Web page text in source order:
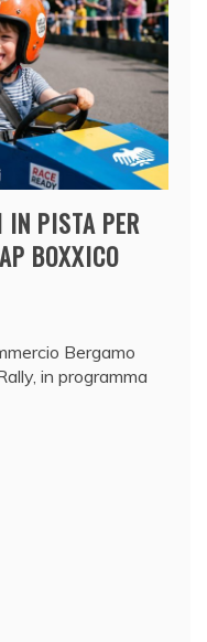
IN PISTA PER
BOXXICO
Bergamo
in programma